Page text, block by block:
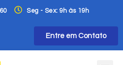
Seg - Sex: 9h às 19h
Entre em Contato